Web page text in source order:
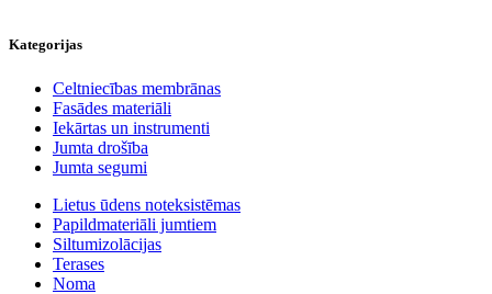
Kategorijas
Celtniecības membrānas
Fasādes materiāli
Iekārtas un instrumenti
Jumta drošība
Jumta segumi
Lietus ūdens noteksistēmas
Papildmateriāli jumtiem
Siltumizolācijas
Terases
Noma